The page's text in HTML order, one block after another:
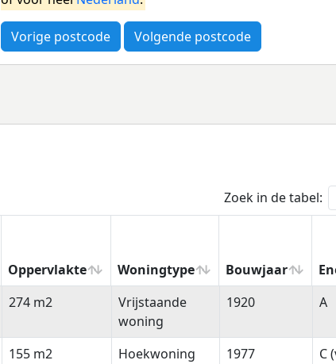
Vorige postcode Volgende postcode
Zoek in de tabel:
Oppervlakte Woningtype Bouwjaar
Oppervlakte Woningtype Bouwjaar
274 m2
Vrijstaande
woning
1920 A
155 m2 Hoekwoning 1977 C